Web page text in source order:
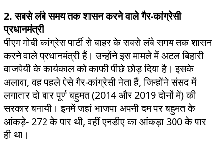
2. सबसे लंबे समय तक शासन करने वाले गैर-कांग्रेसी
प्रधानमंत्री
पीएम मोदी कांग्रेस पार्टी से बाहर के सबसे लंबे समय तक शासन
करने वाले प्रधानमंत्री हैं। उन्होंने इस मामले में अटल बिहारी
वाजपेयी के कार्यकाल को काफी पीछे छोड़ दिया है। इसके
अलावा, वह पहले ऐसे गैर-कांग्रेसी नेता हैं, जिन्होंने संसद में
लगातार दो बार पूर्ण बहुमत (2014 और 2019 दोनों में) की
सरकार बनायी। इनमें जहां भाजपा अपनी दम पर बहुमत के
आंकड़े- 272 के पार थी, वहीं एनडीए का आंकड़ा 300 के पार
ही था।